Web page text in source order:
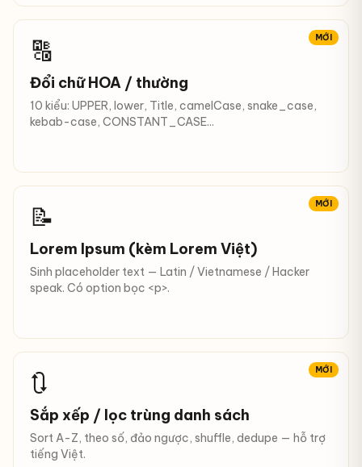
MỚI
🔠
Đổi chữ HOA / thường
10 kiểu: UPPER, lower, Title, camelCase, snake_case,
kebab-case, CONSTANT_CASE...
MỚI
📝
Lorem Ipsum (kèm Lorem Việt)
Sinh placeholder text — Latin / Vietnamese / Hacker
speak. Có option bọc <p>.
MỚI
🔃
Sắp xếp / lọc trùng danh sách
Sort A-Z, theo số, đảo ngược, shuffle, dedupe — hỗ trợ
tiếng Việt.